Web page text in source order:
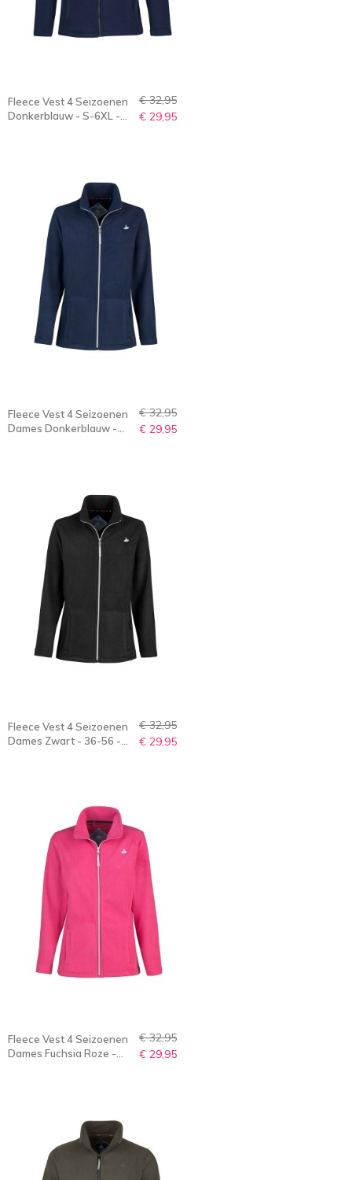
Fleece Vest 4 Seizoenen
Donkerblauw - S-6XL -
€ 32,95
€ 29,95
Fleece Vest 4 Seizoenen
Dames Donkerblauw -
€ 32,95
€ 29,95
Fleece Vest 4 Seizoenen
Dames Zwart - 36-56 -
€ 32,95
€ 29,95
Fleece Vest 4 Seizoenen
Dames Fuchsia Roze -
€ 32,95
€ 29,95